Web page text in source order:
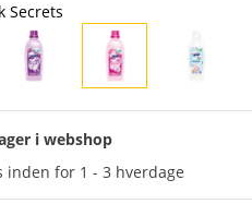
Secrets
i webshop
inden for 1 - 3 hverdage